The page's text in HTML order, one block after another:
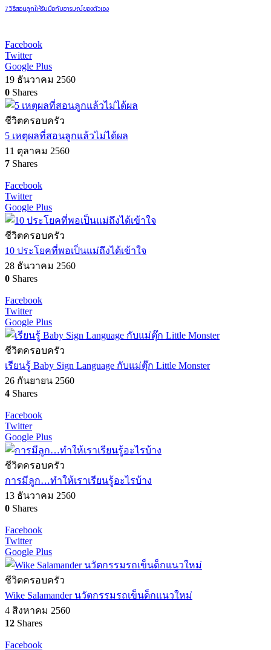
7 วิธีสอนลูกให้รับมือกับอารมณ์ของตัวเอง
Facebook
Twitter
Google Plus
19 ธันวาคม 2560
0 Shares
ชีวิตครอบครัว
5 เหตุผลที่สอนลูกแล้วไม่ได้ผล
11 ตุลาคม 2560
7 Shares
Facebook
Twitter
Google Plus
ชีวิตครอบครัว
10 ประโยคที่พอเป็นแม่ถึงได้เข้าใจ
28 ธันวาคม 2560
0 Shares
Facebook
Twitter
Google Plus
ชีวิตครอบครัว
เรียนรู้ Baby Sign Language กับแม่ตุ๊ก Little Monster
26 กันยายน 2560
4 Shares
Facebook
Twitter
Google Plus
ชีวิตครอบครัว
การมีลูก…ทำให้เราเรียนรู้อะไรบ้าง
13 ธันวาคม 2560
0 Shares
Facebook
Twitter
Google Plus
ชีวิตครอบครัว
Wike Salamander นวัตกรรมรถเข็นด็กแนวใหม่
4 สิงหาคม 2560
12 Shares
Facebook